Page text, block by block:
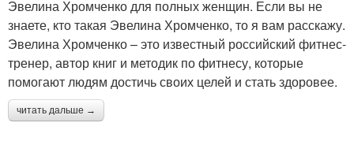
Эвелина Хромченко для полных женщин. Если вы не
знаете, кто такая Эвелина Хромченко, то я вам расскажу.
Эвелина Хромченко – это известный российский фитнес-
тренер, автор книг и методик по фитнесу, которые
помогают людям достичь своих целей и стать здоровее.
читать дальше →